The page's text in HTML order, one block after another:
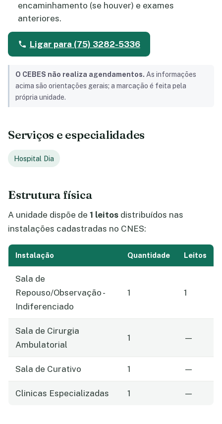
encaminhamento (se houver) e exames
anteriores.
Ligar para (75) 3282-5336
O CEBES não realiza agendamentos. As informações
acima são orientações gerais; a marcação é feita pela
própria unidade.
Serviços e especialidades
Hospital Dia
Estrutura física
A unidade dispõe de 1 leitos distribuídos nas
instalações cadastradas no CNES:
Instalação Quantidade Leitos
Sala de
Repouso/Observação -
Indiferenciado
1 1
Sala de Cirurgia
Ambulatorial
1 —
Sala de Curativo 1 —
Clinicas Especializadas 1 —